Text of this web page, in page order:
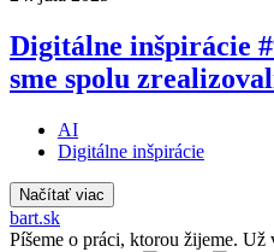
Digitálne inšpirácie
sme spolu
AI
Digitálne inšpirácie
Načítať viac
bart.sk
Píšeme o práci, ktorou žijeme. Už